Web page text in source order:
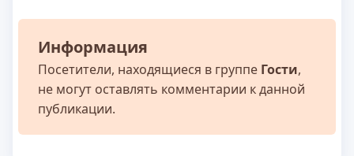
Информация
Посетители, находящиеся в группе Гости,
не могут оставлять комментарии к данной
публикации.